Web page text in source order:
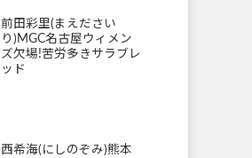
前田彩里(まえださい
り)MGC名古屋ウィメン
ズ欠場!苦労多きサラブレ
ッド
西希海(にしのぞみ)熊本